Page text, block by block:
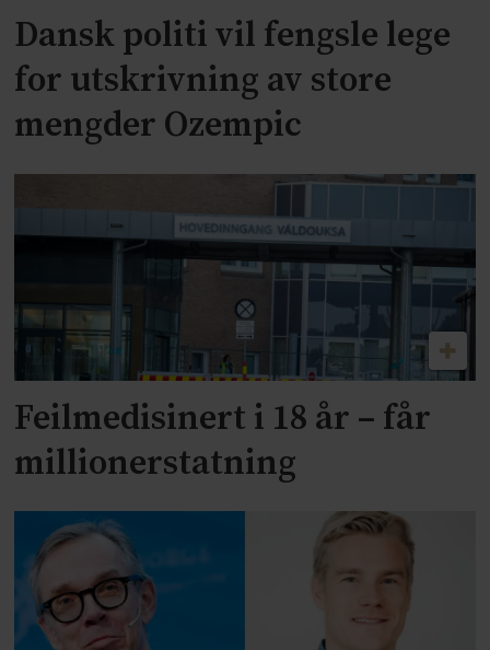
Dansk politi vil fengsle lege
for utskrivning av store
mengder Ozempic
Feilmedisinert i 18 år – får
millionerstatning